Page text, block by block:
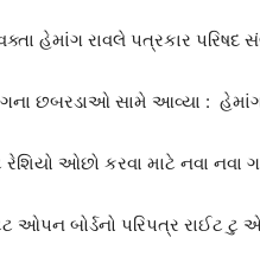
હેમાંગ રાવલે પત્રકાર પરિષદ
છબરડાઓ સામે આવ્યા :
ઓછો કરવા માટે નવા નવા
ઓપન બોર્ડનો પરિપત્ર રાઈટ